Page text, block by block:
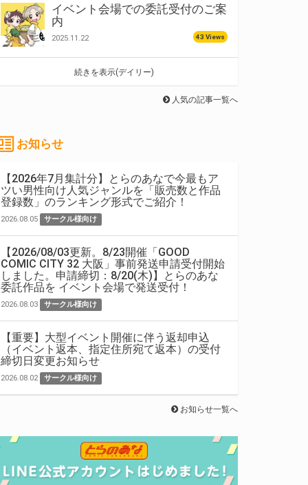
イベント会場での委託受付のご案
内
2025.11.22 43 Views
続きを表示(デイリー)
人気の記事一覧へ
お知らせ
【2026年7月集計分】とらのあなで今最もア
ツい男性向け人気ジャンルを「販売数と作品
登録数」のランキング形式でご紹介！
2026.08.05 サークル様向け
【2026/08/03更新。8/23開催「GOOD
COMIC CITY 32 大阪」事前発送申請受付開始
しました。申請締切：8/20(木)】とらのあな
委託作品を イベント会場で発送受付！
2026.08.03 サークル様向け
【重要】大型イベント開催に伴う返却申込
（イベント返本、指定住所宛て返本）の受付
締切日変更お知らせ
2026.08.02 サークル様向け
お知らせ一覧へ